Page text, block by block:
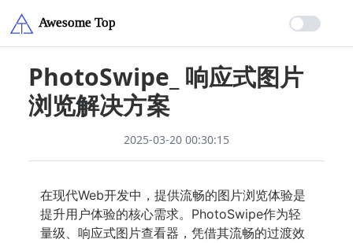
PhotoSwipe_ 响应式图片
浏览解决方案
2025-03-20 00:30:15
在现代Web开发中，提供流畅的图片浏览体验是
提升用户体验的核心需求。PhotoSwipe作为轻
量级、响应式图片查看器，凭借其流畅的过渡效